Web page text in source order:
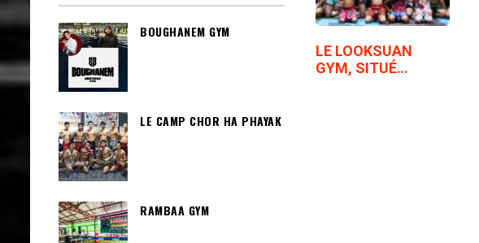
LE LOOKSUAN
GYM, SITUÉ…
BOUGHANEM GYM
LE CAMP CHOR HA PHAYAK
RAMBAA GYM